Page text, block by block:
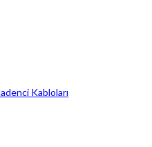
Kabloları